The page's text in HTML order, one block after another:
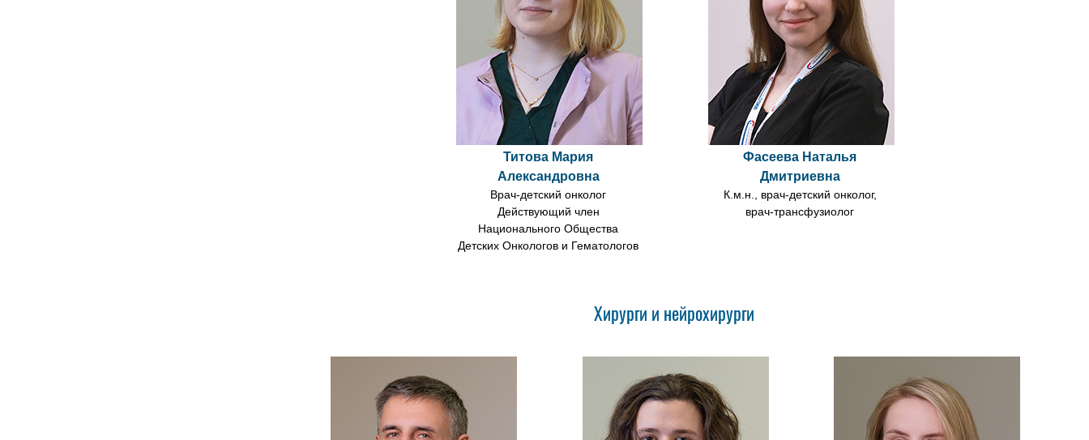
Титова Мария
Александровна
Врач-детский онколог
Действующий член
Национального Общества
Детских Онкологов и Гематологов
Фасеева Наталья
Дмитриевна
К.м.н., врач-детский онколог,
врач-трансфузиолог
Xирурги и нейрохирурги